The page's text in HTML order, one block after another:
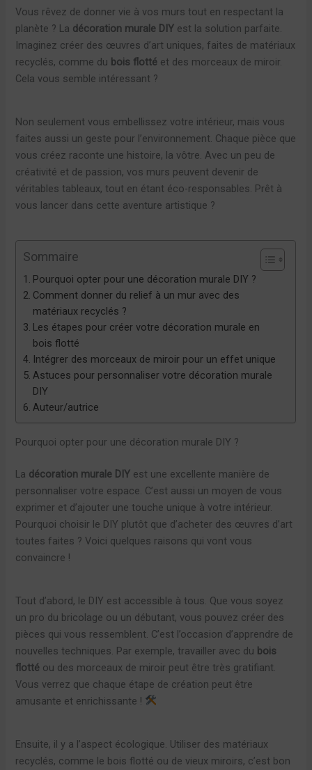
Vous rêvez de donner vie à vos murs tout en respectant la
planète ? La décoration murale DIY est la solution parfaite.
Imaginez créer des œuvres d’art uniques, faites de matériaux
recyclés, comme du bois flotté et des morceaux de miroir.
Cela vous semble intéressant ?
Non seulement vous embellissez votre intérieur, mais vous
faites aussi un geste pour l’environnement. Chaque pièce que
vous créez raconte une histoire, la vôtre. Avec un peu de
créativité et de passion, vos murs peuvent devenir de
véritables tableaux, tout en étant éco-responsables. Prêt à
vous lancer dans cette aventure artistique ?
Sommaire
Pourquoi opter pour une décoration murale DIY ?
Comment donner du relief à un mur avec des
matériaux recyclés ?
Les étapes pour créer votre décoration murale en
bois flotté
Intégrer des morceaux de miroir pour un effet unique
Astuces pour personnaliser votre décoration murale
DIY
Auteur/autrice
Pourquoi opter pour une décoration murale DIY ?
La décoration murale DIY est une excellente manière de
personnaliser votre espace. C’est aussi un moyen de vous
exprimer et d’ajouter une touche unique à votre intérieur.
Pourquoi choisir le DIY plutôt que d’acheter des œuvres d’art
toutes faites ? Voici quelques raisons qui vont vous
convaincre !
Tout d’abord, le DIY est accessible à tous. Que vous soyez
un pro du bricolage ou un débutant, vous pouvez créer des
pièces qui vous ressemblent. C’est l’occasion d’apprendre de
nouvelles techniques. Par exemple, travailler avec du bois
flotté ou des morceaux de miroir peut être très gratifiant.
Vous verrez que chaque étape de création peut être
amusante et enrichissante !
Ensuite, il y a l’aspect écologique. Utiliser des matériaux
recyclés, comme le bois flotté ou de vieux miroirs, c’est bon